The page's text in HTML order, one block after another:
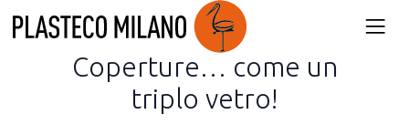
news
Coperture… come un
triplo vetro!